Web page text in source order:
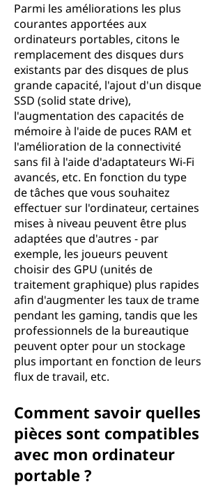
Parmi les améliorations les plus
courantes apportées aux
ordinateurs portables, citons le
remplacement des disques durs
existants par des disques de plus
grande capacité, l'ajout d'un disque
SSD (solid state drive),
l'augmentation des capacités de
mémoire à l'aide de puces RAM et
l'amélioration de la connectivité
sans fil à l'aide d'adaptateurs Wi-Fi
avancés, etc. En fonction du type
de tâches que vous souhaitez
effectuer sur l'ordinateur, certaines
mises à niveau peuvent être plus
adaptées que d'autres - par
exemple, les joueurs peuvent
choisir des GPU (unités de
traitement graphique) plus rapides
afin d'augmenter les taux de trame
pendant les gaming, tandis que les
professionnels de la bureautique
peuvent opter pour un stockage
plus important en fonction de leurs
flux de travail, etc.
Comment savoir quelles
pièces sont compatibles
avec mon ordinateur
portable ?